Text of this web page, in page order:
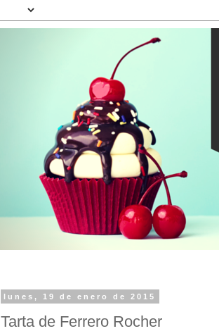
lunes, 19 de enero de 2015
Tarta de Ferrero Rocher